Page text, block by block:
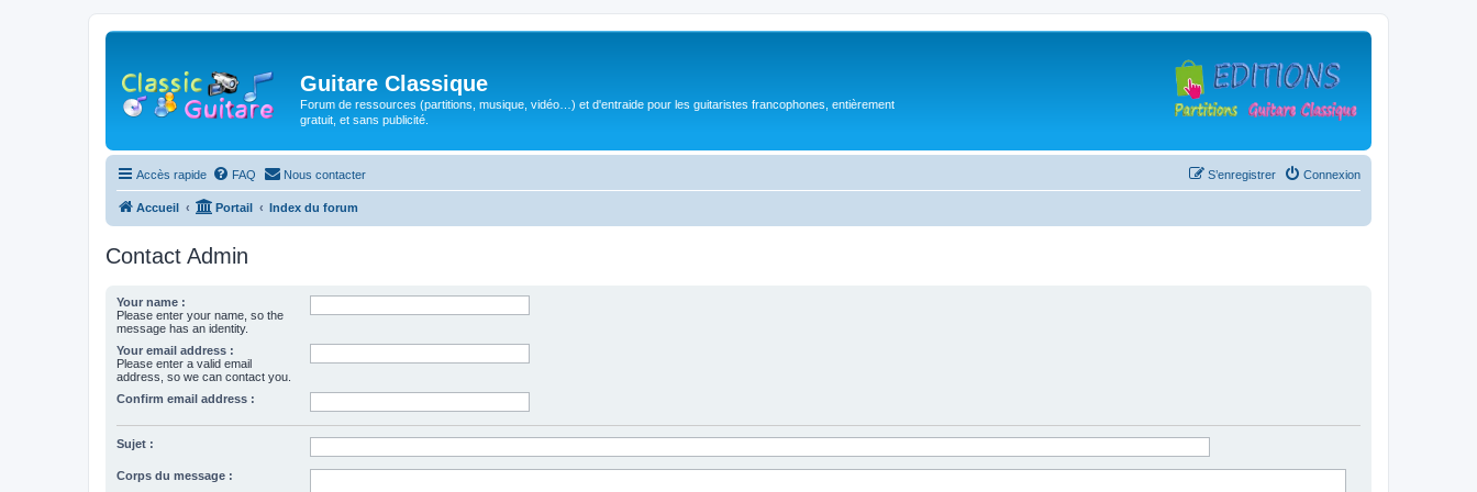
Guitare Classique
Forum de ressources (partitions, musique, vidéo…) et d'entraide pour les guitaristes francophones, entièrement
gratuit, et sans publicité.
Accès rapide FAQ Nous contacter Connexion
S’enregistrer
Accueil Portail Index du forum
Contact Admin
Your name :
Please enter your name, so the
message has an identity.
Your email address :
Please enter a valid email
address, so we can contact you.
Confirm email address :
Sujet :
Corps du message :